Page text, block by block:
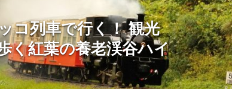
コ列車で行く！ 観光
く紅葉の養老渓谷ハイ